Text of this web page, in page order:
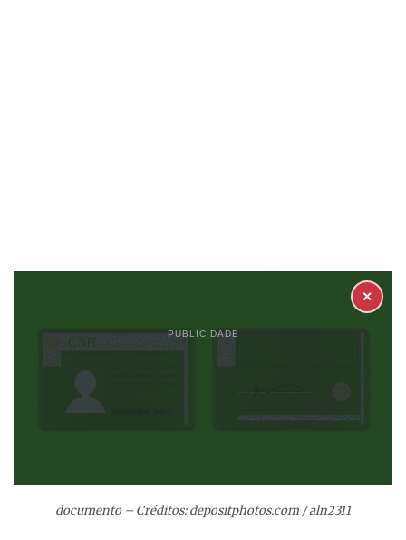
PUBLICIDADE
✕
documento – Créditos: depositphotos.com / aln2311